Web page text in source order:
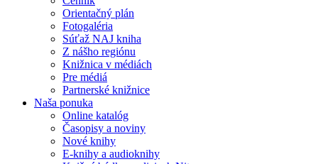
Orientačný plán
Fotogaléria
Súťaž NAJ kniha
Z nášho regiónu
Knižnica v médiách
Pre médiá
Partnerské knižnice
Naša ponuka
Online katalóg
Časopisy a noviny
Nové knihy
E-knihy a audioknihy